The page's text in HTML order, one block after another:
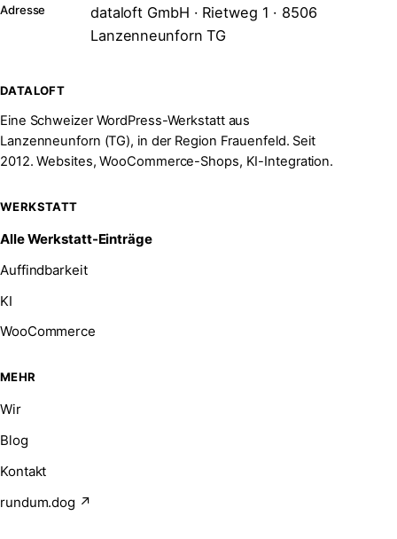
Adresse
dataloft GmbH · Rietweg 1 · 8506
Lanzenneunforn TG
DATALOFT
Eine Schweizer WordPress-Werkstatt aus
Lanzenneunforn (TG), in der Region Frauenfeld. Seit
2012. Websites, WooCommerce-Shops, KI-Integration.
WERKSTATT
Alle Werkstatt-Einträge
Auffindbarkeit
KI
WooCommerce
MEHR
Wir
Blog
Kontakt
rundum.dog ↗